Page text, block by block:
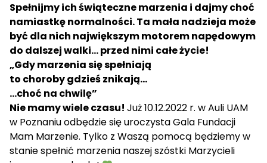
Spełnijmy ich świąteczne marzenia i dajmy choć
namiastkę normalności. Ta mała nadzieja może
być dla nich największym motorem napędowym
do dalszej walki… przed nimi całe życie!
„Gdy marzenia się spełniają
to choroby gdzieś znikają…
…choć na chwilę”
Nie mamy wiele czasu! Już 10.12.2022 r. w Auli UAM
w Poznaniu odbędzie się uroczysta Gala Fundacji
Mam Marzenie. Tylko z Waszą pomocą będziemy w
stanie spełnić marzenia naszej szóstki Marzycieli